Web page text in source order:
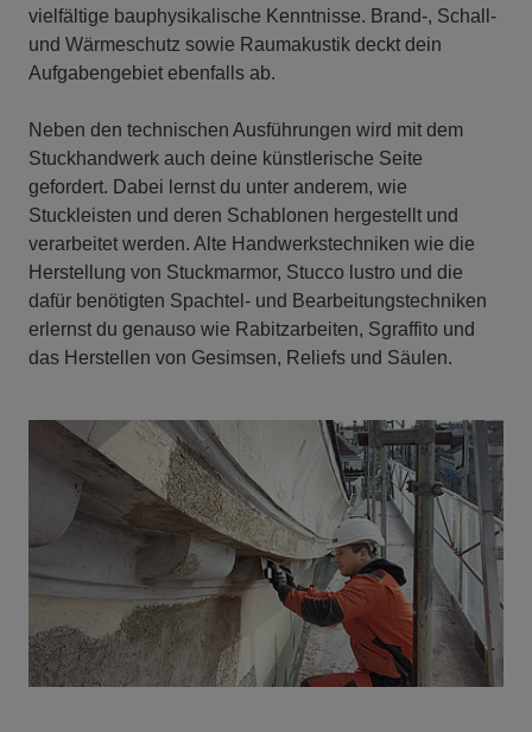
vielfältige bauphysikalische Kenntnisse. Brand-, Schall-
und Wärmeschutz sowie Raumakustik deckt dein
Aufgabengebiet ebenfalls ab.
Neben den technischen Ausführungen wird mit dem
Stuckhandwerk auch deine künstlerische Seite
gefordert. Dabei lernst du unter anderem, wie
Stuckleisten und deren Schablonen hergestellt und
verarbeitet werden. Alte Handwerkstechniken wie die
Herstellung von Stuckmarmor, Stucco lustro und die
dafür benötigten Spachtel- und Bearbeitungstechniken
erlernst du genauso wie Rabitzarbeiten, Sgraffito und
das Herstellen von Gesimsen, Reliefs und Säulen.